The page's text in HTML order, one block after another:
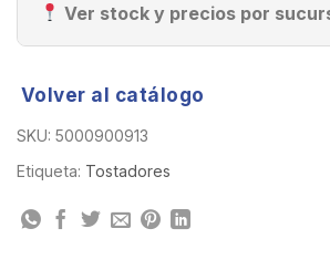
Ver stock y precios por
Volver al catálogo
SKU: 5000900913
Etiqueta: Tostadores